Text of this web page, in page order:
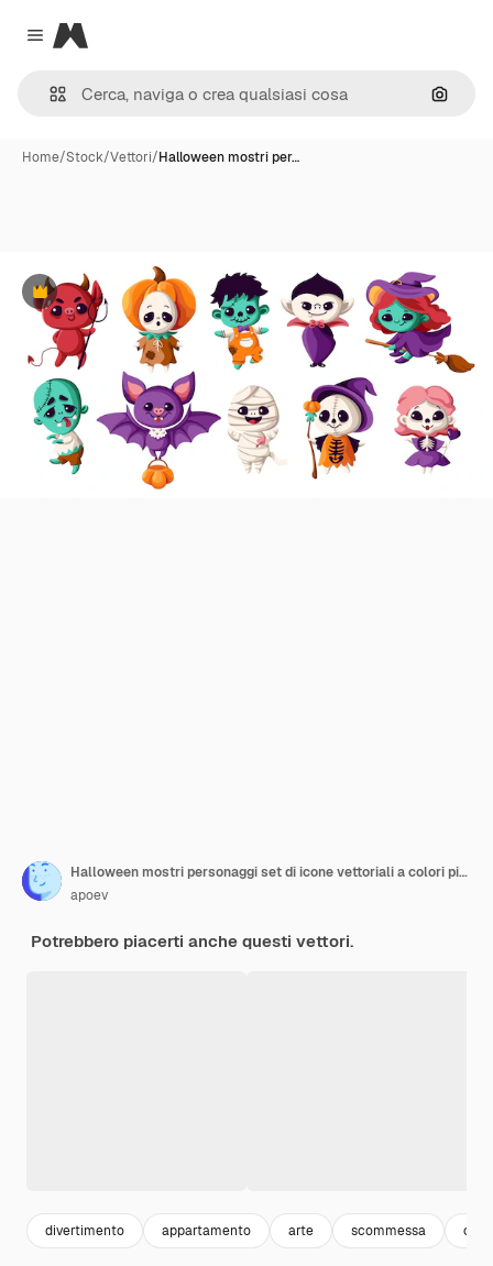
Close menu
Magnific
Cerca
Home/Stock/Vettori/Halloween mostri per…
Premium
Halloween mostri personaggi set di icone vettoriali a colori piatti
apoev
Potrebbero piacerti anche questi vettori.
divertimento appartamento arte scommessa